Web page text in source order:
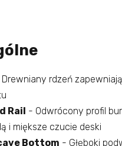
rdzeń
Rail - Odwrócony profil
i miększe czucie deski
Bottom - Głęboki